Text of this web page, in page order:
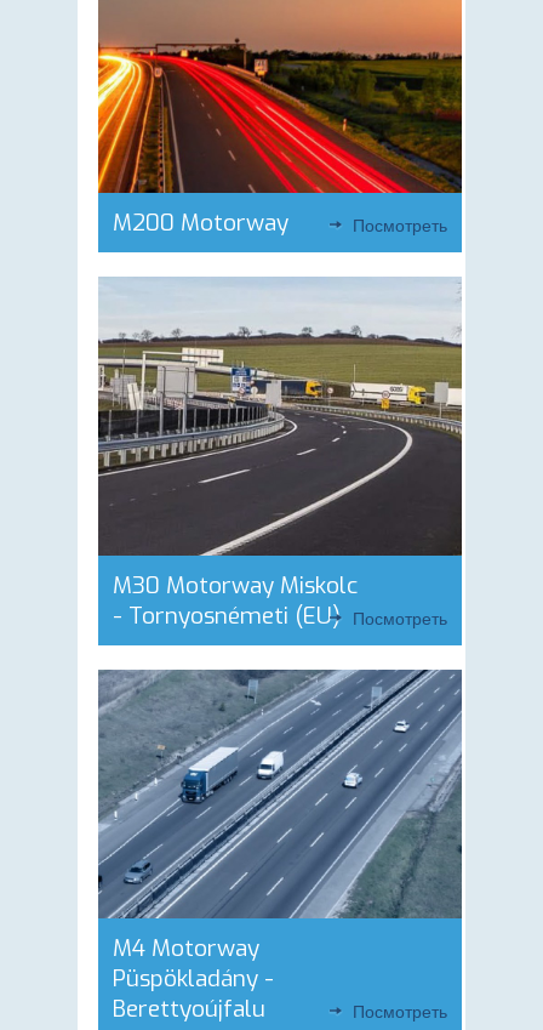
M200 Motorway Посмотреть
M30 Motorway Miskolc
- Tornyosnémeti (EU) Посмотреть
M4 Motorway
Püspökladány -
Berettyoújfalu
Посмотреть